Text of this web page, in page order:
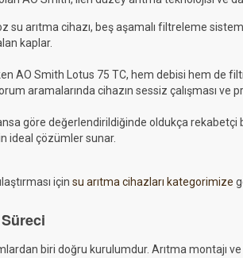
arıtma cihazı, beş aşamalı filtreleme
kaplar.
AO Smith Lotus 75 TC, hem debisi hem
aramalarında cihazın sessiz çalışması ve
göre değerlendirildiğinde oldukça rekabetçi
ideal çözümler sunar.
için su arıtma cihazları kategorimize
biri doğru kurulumdur. Arıtma montajı